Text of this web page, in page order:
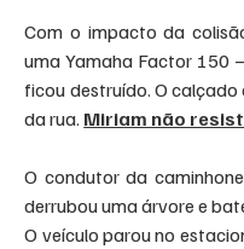
Com o impacto da
uma Yamaha Factor 150
ficou destruído. O
da rua. Miriam não
O condutor da
derrubou uma árvore e
O veículo parou no